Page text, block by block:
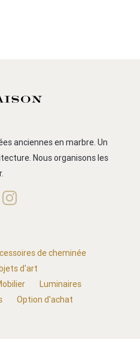
anciennes en marbre. Un
Nous organisons les
de cheminée
d'art
Luminaires
Option d'achat